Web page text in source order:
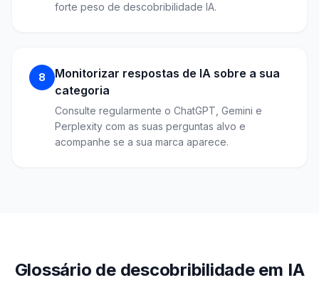
forte peso de descobribilidade IA.
8
Monitorizar respostas de IA sobre a sua
categoria
Consulte regularmente o ChatGPT, Gemini e
Perplexity com as suas perguntas alvo e
acompanhe se a sua marca aparece.
Glossário de descobribilidade em IA